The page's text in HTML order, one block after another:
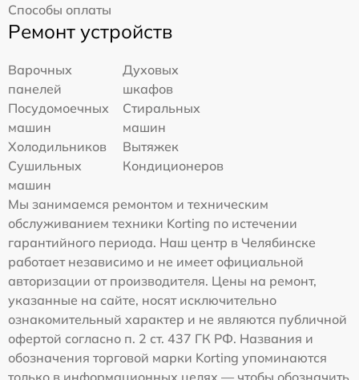
Способы оплаты
Ремонт устройств
Варочных
панелей
Духовых
шкафов
Посудомоечных
машин
Стиральных
машин
Холодильников
Вытяжек
Сушильных
машин
Кондиционеров
Мы занимаемся ремонтом и техническим
обслуживанием техники Korting по истечении
гарантийного периода. Наш центр в Челябинске
работает независимо и не имеет официальной
авторизации от производителя. Цены на ремонт,
указанные на сайте, носят исключительно
ознакомительный характер и не являются публичной
офертой согласно п. 2 ст. 437 ГК РФ. Названия и
обозначения торговой марки Korting упоминаются
только в информационных целях — чтобы обозначить